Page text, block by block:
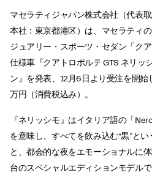
マセラティジャパン株式会社（代表
本社：東京都港区）は、マセラティ
ジュアリー・スポーツ・セダン「ク
仕様車『クアトロポルテ GTS ネリッ
ン』を発表、12月6日より受注を開
万円（消費税込み）。
『ネリッシモ』はイタリア語の「
を意味し、すべてを飲み込む“黒”と
と、都会的な夜をエモーショナルに
台のスペシャルエディションモデル